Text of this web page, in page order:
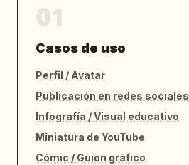
Casos de uso
Perfil / Avatar
Publicación en redes sociales
Infografía / Visual educativo
Miniatura de YouTube
Cómic / Guion gráfico